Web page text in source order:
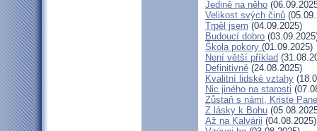
Jedině na něho
Velikost svých činů
Trpěl jsem (04.09.2025)
Budoucí dobro
Škola pokory (01.09.2025)
Není větší příklad
Definitivně (24.08.2025)
Kvalitní lidské vztahy
Nic jiného na starosti
Zůstaň s námi, Kriste Pane
Z lásky k Bohu
Až na Kalvárii (04.08.2025)